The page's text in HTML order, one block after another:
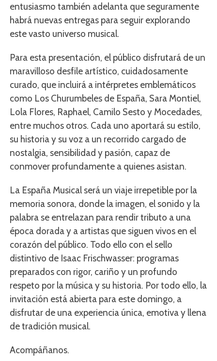
entusiasmo también adelanta que seguramente
habrá nuevas entregas para seguir explorando
este vasto universo musical.
Para esta presentación, el público disfrutará de un
maravilloso desfile artístico, cuidadosamente
curado, que incluirá a intérpretes emblemáticos
como Los Churumbeles de España, Sara Montiel,
Lola Flores, Raphael, Camilo Sesto y Mocedades,
entre muchos otros. Cada uno aportará su estilo,
su historia y su voz a un recorrido cargado de
nostalgia, sensibilidad y pasión, capaz de
conmover profundamente a quienes asistan.
La España Musical será un viaje irrepetible por la
memoria sonora, donde la imagen, el sonido y la
palabra se entrelazan para rendir tributo a una
época dorada y a artistas que siguen vivos en el
corazón del público. Todo ello con el sello
distintivo de Isaac Frischwasser: programas
preparados con rigor, cariño y un profundo
respeto por la música y su historia. Por todo ello, la
invitación está abierta para este domingo, a
disfrutar de una experiencia única, emotiva y llena
de tradición musical.
Acompáñanos.